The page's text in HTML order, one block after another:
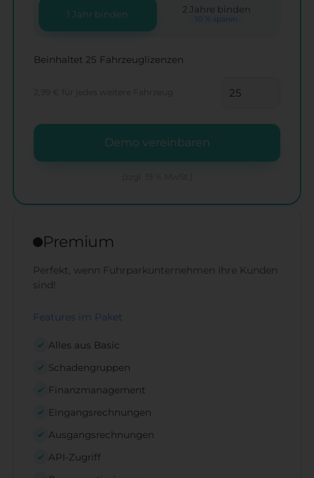
1 Jahr binden 2 Jahre binden
10 % sparen
Beinhaltet 25 Fahrzeuglizenzen
2,99 € für jedes weitere Fahrzeug
Demo vereinbaren
Premium
Perfekt, wenn Fuhrparkunternehmen Ihre Kunden
sind!
Features im Paket
Alles aus Basic
Schadengruppen
Finanzmanagement
Eingangsrechnungen
Ausgangsrechnungen
API-Zugriff